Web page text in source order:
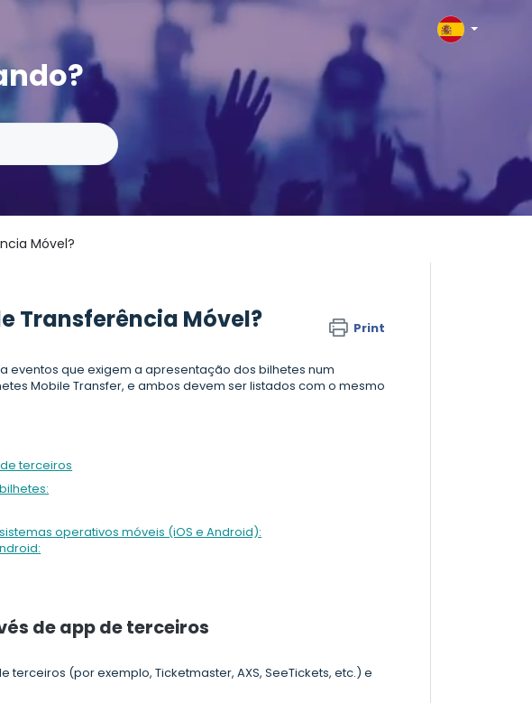
Móvel?
Transferência Móvel? Print
eventos que exigem a apresentação dos bilhetes num
Mobile Transfer, e ambos devem ser listados com o mesmo
terceiros
operativos móveis (iOS e Android):
de app de terceiros
(por exemplo, Ticketmaster, AXS, SeeTickets, etc.) e